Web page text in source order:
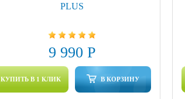
PLUS
9 990 Р
КУПИТЬ В 1 КЛИК В КОРЗИНУ